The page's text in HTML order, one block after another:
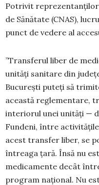
Potrivit reprezentanților
de Sănătate (CNAS),
punct de vedere al
”Transferul liber de
unități sanitare din
București puteți să
această reglementare,
interiorul unei unități —
Fundeni, între
acest transfer liber, se
întreaga țară. Însă nu
medicamente decât
program național. Nu